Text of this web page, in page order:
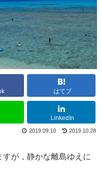
はてブ
LinkedIn
2019.10.28
2019.09.10
が，静かな離島ゆえに